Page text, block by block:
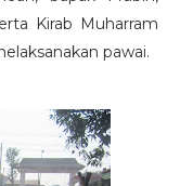
Kirab Muharram
pawai.